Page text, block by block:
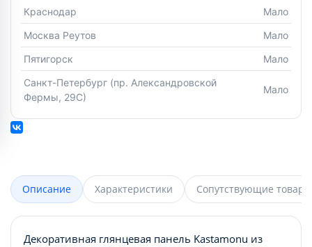
Краснодар
Мало
Москва Реутов
Мало
Пятигорск
Мало
Санкт-Петербург (пр. Александровской
Фермы, 29С)
Мало
Описание Характеристики Сопутствующие товары
Декоративная глянцевая панель Kastamonu из